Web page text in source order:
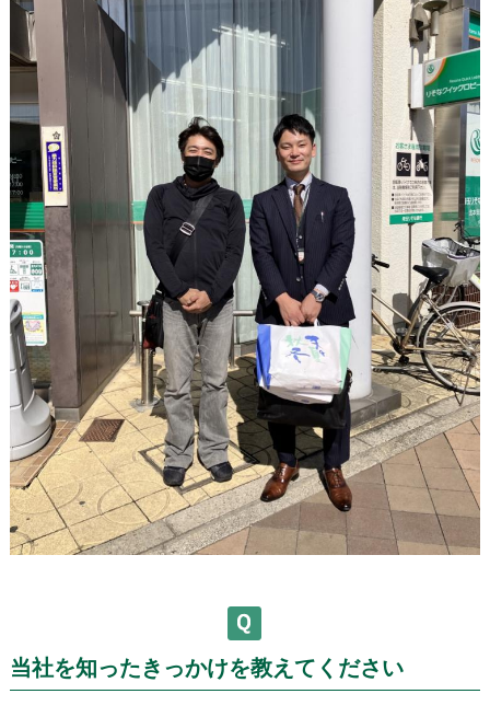
当社を知ったきっかけを教えてください